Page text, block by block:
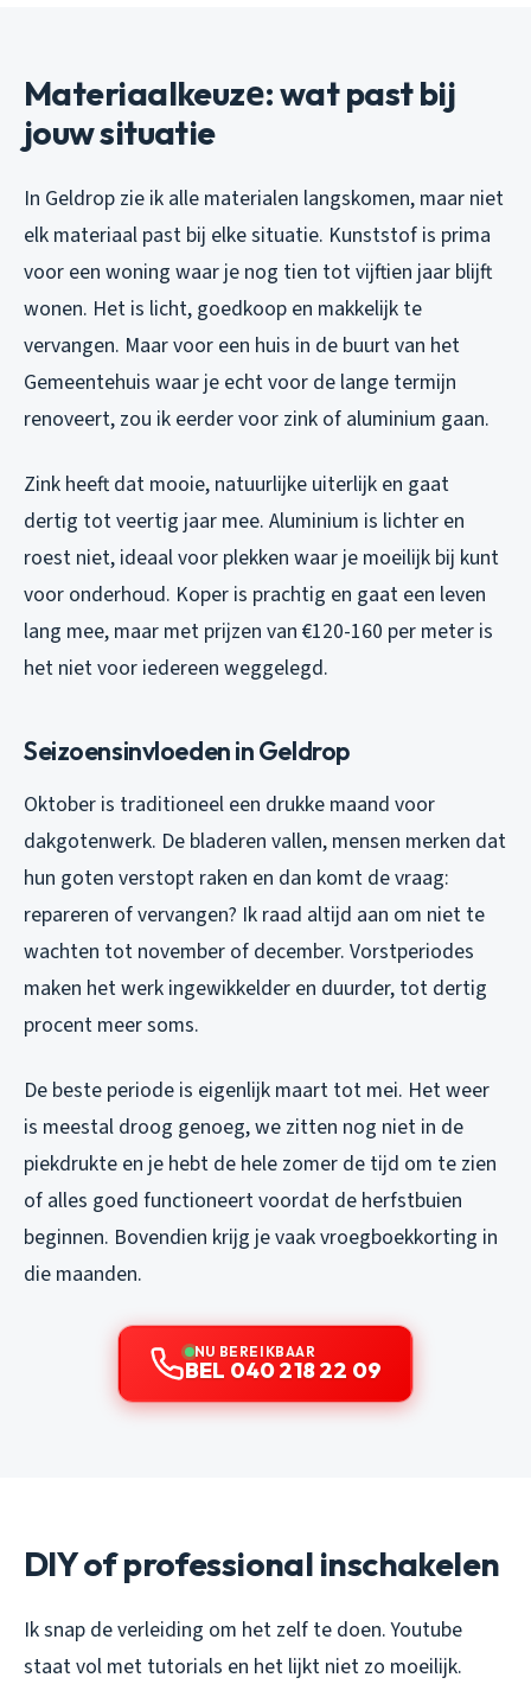
Materiaalkeuzе: wat past bij
jouw situatie
In Geldrop zie ik alle materialen langskomen, maar niet
elk materiaal past bij elke situatie. Kunststof is prima
voor een woning waar je nog tien tot vijftien jaar blijft
wonen. Het is licht, goedkoop en makkelijk te
vervangen. Maar voor een huis in de buurt van het
Gemeentehuis waar je echt voor de lange termijn
renoveert, zou ik eerder voor zink of aluminium gaan.
Zink heeft dat mooie, natuurlijke uiterlijk en gaat
dertig tot veertig jaar mee. Aluminium is lichter en
roest niet, ideaal voor plekken waar je moeilijk bij kunt
voor onderhoud. Koper is prachtig en gaat een leven
lang mee, maar met prijzen van €120-160 per meter is
het niet voor iedereen weggelegd.
Seizoensinvloeden in Geldrop
Oktober is traditioneel een drukke maand voor
dakgotenwerk. De bladeren vallen, mensen merken dat
hun goten verstopt raken en dan komt de vraag:
repareren of vervangen? Ik raad altijd aan om niet te
wachten tot november of december. Vorstperiodes
maken het werk ingewikkelder en duurder, tot dertig
procent meer soms.
De beste periode is eigenlijk maart tot mei. Het weer
is meestal droog genoeg, we zitten nog niet in de
piekdrukte en je hebt de hele zomer de tijd om te zien
of alles goed functioneert voordat de herfstbuien
beginnen. Bovendien krijg je vaak vroegboekkorting in
die maanden.
NU BEREIKBAAR
BEL 040 218 22 09
DIY of professional inschakelen
Ik snap de verleiding om het zelf te doen. Youtube
staat vol met tutorials en het lijkt niet zo moeilijk.